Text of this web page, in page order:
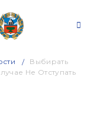
Выбирать
Не Отступать